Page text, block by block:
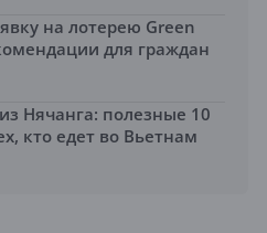
на лотерею Green
для граждан
Нячанга: полезные 10
кто едет во Вьетнам